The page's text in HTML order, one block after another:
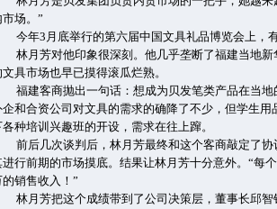
市场。”
今年3月底举行的第六届中国文具礼品博览会上，
林月芳对他印象很深刻。他几乎垄断了福建当地
文具市场也早已摸得滚瓜烂熟。
福建客商抛出一句话：想成为贝发笔类产品在当
企和合资公司对文具的需求的确降了不少，但学生
各种培训兴趣班的开设，需求在往上蹿。
前后几次谈判后，林月芳最终和这个客商敲定了
进行前期的市场摸底。结果让林月芳十分意外。“每
的销售收入！”
林月芳把这个成绩带到了公司决策层，董事长邱